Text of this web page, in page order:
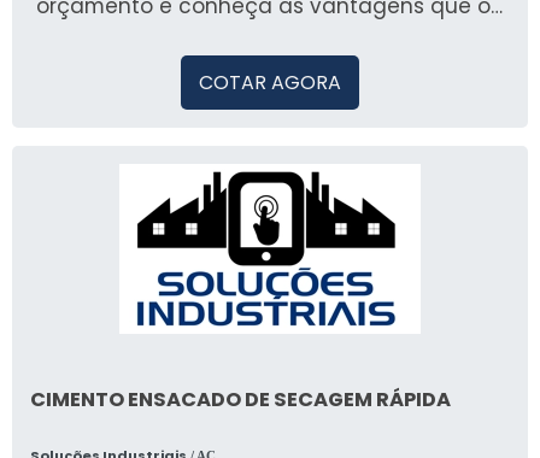
orçamento e conheça as vantagens que o
COTAR AGORA
CIMENTO ENSACADO DE SECAGEM RÁPIDA